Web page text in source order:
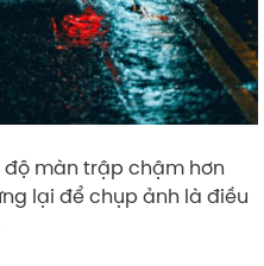
màn trập chậm hơn
lại để chụp ảnh là điều